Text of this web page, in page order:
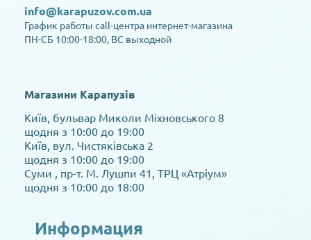
info@karapuzov.com.ua
График работы call-центра интернет-магазина
ПН-СБ 10:00-18:00, ВС выходной
Магазини Карапузів
Київ, бульвар Миколи Міхновського 8
щодня з 10:00 до 19:00
Київ, вул. Чистяківська 2
щодня з 10:00 до 19:00
Суми , пр-т. М. Лушпи 41, ТРЦ «Атріум»
щодня з 10:00 до 18:00
Информация